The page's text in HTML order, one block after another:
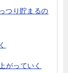
つり貯まるの
がっていく